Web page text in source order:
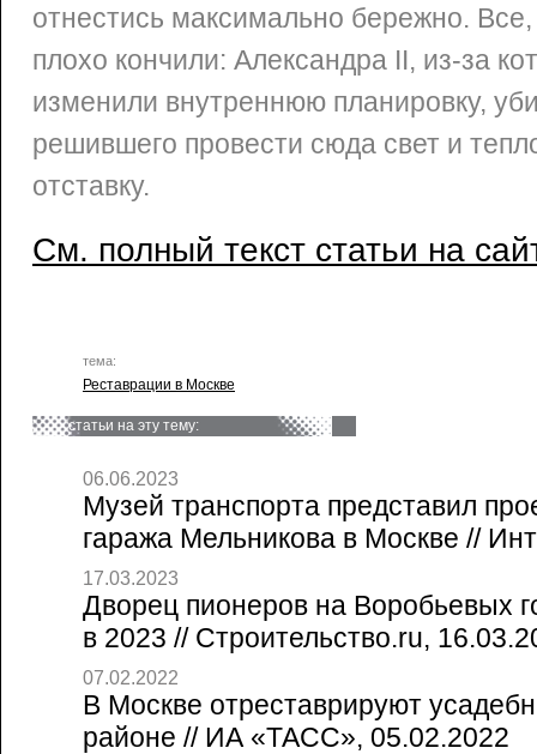
отнестись максимально бережно. Все,
плохо кончили: Александра II, из-за
изменили внутреннюю планировку,
решившего провести сюда свет и
отставку.
См. полный текст статьи на
тема:
Реставрации в Москве
статьи на эту тему:
06.06.2023
Музей транспорта представил
гаража Мельникова в Москве //
17.03.2023
Дворец пионеров на Воробьевых
в 2023 // Строительство.ru,
07.02.2022
В Москве отреставрируют
районе // ИА «ТАСС», 05.02.2022